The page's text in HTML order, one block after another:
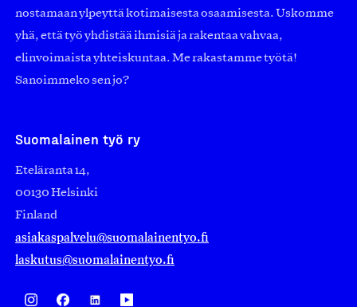
nostamaan ylpeyttä kotimaisesta osaamisesta. Uskomme
yhä, että työ yhdistää ihmisiä ja rakentaa vahvaa,
elinvoimaista yhteiskuntaa. Me rakastamme työtä!
Sanoimmeko sen jo?
Suomalainen työ ry
Eteläranta 14,
00130 Helsinki
Finland
asiakaspalvelu@suomalainentyo.fi
laskutus@suomalainentyo.fi